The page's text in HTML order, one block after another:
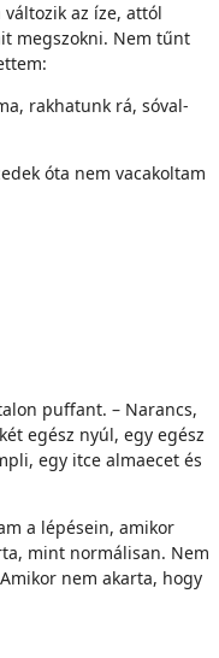
az íze, attól
megszokni. Nem tűnt
rakhatunk rá, sóval-
óta nem vacakoltam
puffant. – Narancs,
egész nyúl, egy egész
egy itce almaecet és
a lépésein, amikor
mint normálisan. Nem
nem akarta, hogy